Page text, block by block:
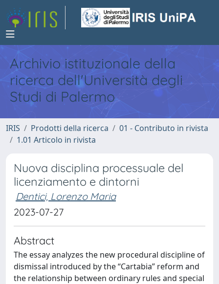
Archivio istituzionale della
ricerca dell'Università degli
Studi di Palermo
IRIS Prodotti della ricerca
01 - Contributo in rivista
1.01 Articolo in rivista
Nuova disciplina processuale del
licenziamento e dintorni
Dentici, Lorenzo Maria
2023-07-27
Abstract
The essay analyzes the new procedural discipline of
dismissal introduced by the “Cartabia” reform and
the relationship between ordinary rules and special